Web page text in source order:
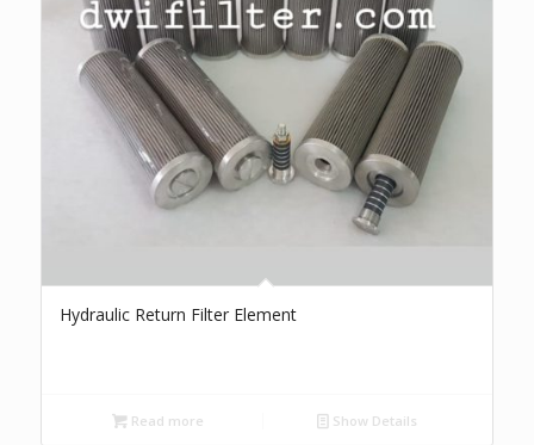
Hydraulic Return Filter Element
Read more Show Details